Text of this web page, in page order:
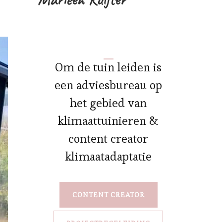
Om de tuin leiden is
een adviesbureau op
het gebied van
klimaattuinieren &
content creator
klimaatadaptatie
CONTENT CREATOR